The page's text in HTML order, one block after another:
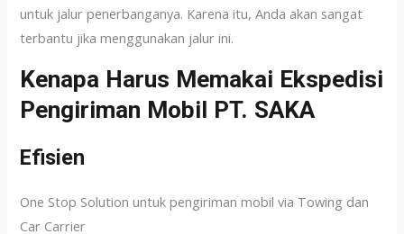
untuk jalur penerbanganya. Karena itu, Anda akan sangat
terbantu jika menggunakan jalur ini.
Kenapa Harus Memakai Ekspedisi
Pengiriman Mobil PT. SAKA
Efisien
One Stop Solution untuk pengiriman mobil via Towing dan
Car Carrier